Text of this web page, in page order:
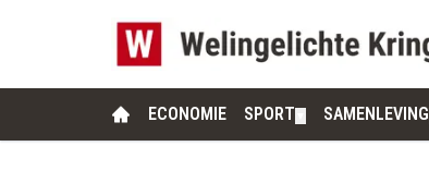
ECONOMIE SPORT SAMENLEVING